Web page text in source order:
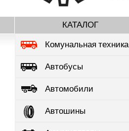
КАТАЛОГ
Комунальная техника
Автобусы
Автомобили
Автошины